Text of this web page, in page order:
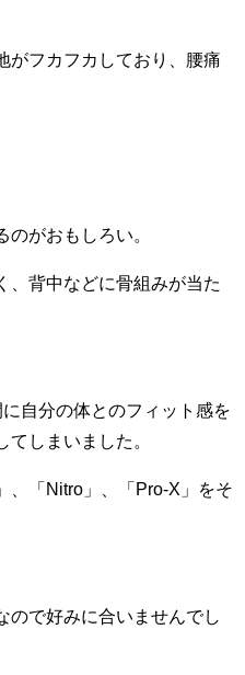
がフカフカしており、腰痛
がおもしろい。
、背中などに骨組みが当た
自分の体とのフィット感を
しまいました。
、「Nitro」、「Pro-X」をそ
ので好みに合いませんでし